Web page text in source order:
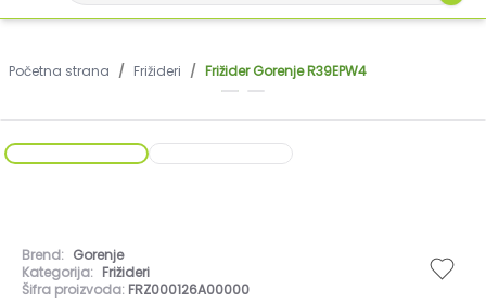
Početna strana / Frižideri / Frižider Gorenje R39EPW4
Brend: Gorenje
Kategorija: Frižideri
Šifra proizvoda: FRZ000126A00000